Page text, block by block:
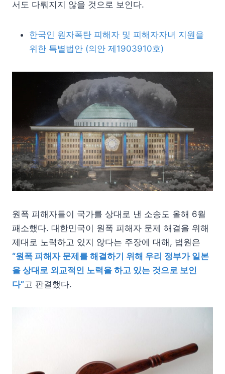
서도 다뤄지지 않을 것으로 보인다.
한국인 원자폭탄 피해자 및 피해자자녀 지원을
위한 특별법안 (의안 제1903910호)
원폭 피해자들이 국가를 상대로 낸 소송도 올해 6월
패소했다. 대한민국이 원폭 피해자 문제 해결을 위해
제대로 노력하고 있지 않다는 주장에 대해, 법원은
“원폭 피해자 문제를 해결하기 위해 우리 정부가 일본
을 상대로 외교적인 노력을 하고 있는 것으로 보인
다”고 판결했다.